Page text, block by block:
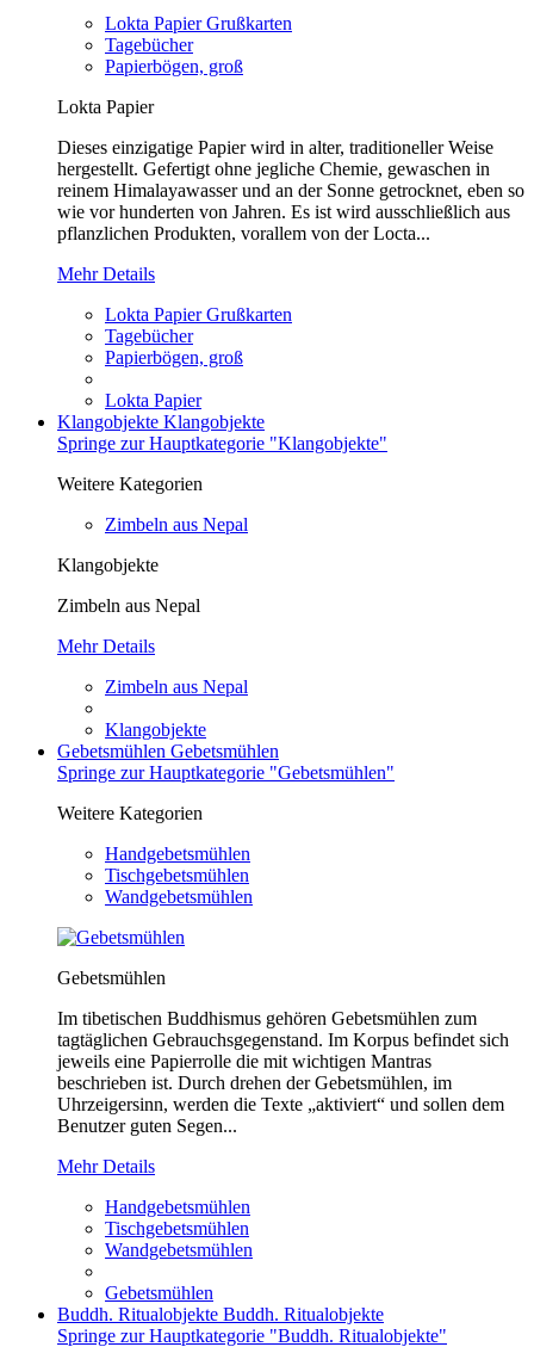
Lokta Papier Grußkarten
Tagebücher
Papierbögen, groß
Lokta Papier
Dieses einzigatige Papier wird in alter, traditioneller Weise
hergestellt. Gefertigt ohne jegliche Chemie, gewaschen in
reinem Himalayawasser und an der Sonne getrocknet, eben so
wie vor hunderten von Jahren. Es ist wird ausschließlich aus
pflanzlichen Produkten, vorallem von der Locta...
Mehr Details
Lokta Papier Grußkarten
Tagebücher
Papierbögen, groß
Lokta Papier
Klangobjekte Klangobjekte
Springe zur Hauptkategorie "Klangobjekte"
Weitere Kategorien
Zimbeln aus Nepal
Klangobjekte
Zimbeln aus Nepal
Mehr Details
Zimbeln aus Nepal
Klangobjekte
Gebetsmühlen Gebetsmühlen
Springe zur Hauptkategorie "Gebetsmühlen"
Weitere Kategorien
Handgebetsmühlen
Tischgebetsmühlen
Wandgebetsmühlen
Gebetsmühlen
Im tibetischen Buddhismus gehören Gebetsmühlen zum
tagtäglichen Gebrauchsgegenstand. Im Korpus befindet sich
jeweils eine Papierrolle die mit wichtigen Mantras
beschrieben ist. Durch drehen der Gebetsmühlen, im
Uhrzeigersinn, werden die Texte „aktiviert“ und sollen dem
Benutzer guten Segen...
Mehr Details
Handgebetsmühlen
Tischgebetsmühlen
Wandgebetsmühlen
Gebetsmühlen
Buddh. Ritualobjekte Buddh. Ritualobjekte
Springe zur Hauptkategorie "Buddh. Ritualobjekte"